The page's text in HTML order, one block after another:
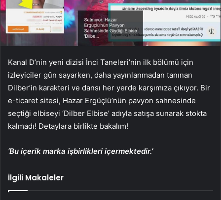
Kanal D’nin yeni dizisi İnci Taneleri’nin ilk bölümü için
izleyiciler gün sayarken, daha yayınlanmadan tanınan
Dilber’in karakteri ve dansı her yerde karşımıza çıkıyor. Bir
e-ticaret sitesi, Hazar Ergüçlü’nün pavyon sahnesinde
seçtiği elbiseyi ‘Dilber Elbise’ adıyla satışa sunarak stokta
kalmadı! Detaylara birlikte bakalım!
‘Bu içerik marka işbirlikleri içermektedir.’
İlgili Makaleler